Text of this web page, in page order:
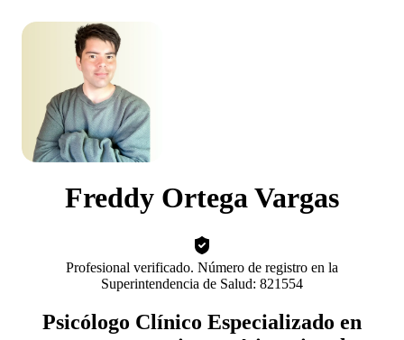
Freddy Ortega Vargas
Profesional verificado. Número de registro en la
Superintendencia de Salud: 821554
Psicólogo Clínico Especializado en